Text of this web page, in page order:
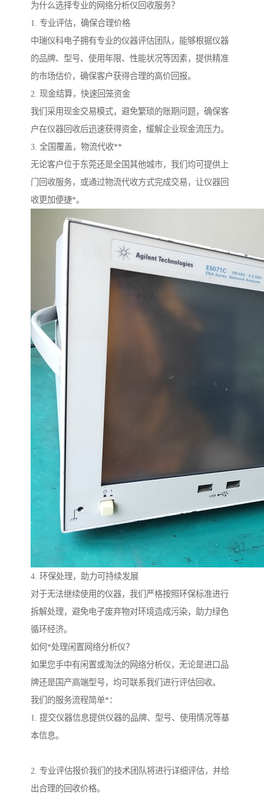
为什么选择专业的网络分析仪回收服务？
1. 专业评估，确保合理价格
中瑞仪科电子拥有专业的仪器评估团队，能够根据仪器
的品牌、型号、使用年限、性能状况等因素，提供精准
的市场估价，确保客户获得合理的高价回报。
2. 现金结算，快速回笼资金
我们采用现金交易模式，避免繁琐的账期问题，确保客
户在仪器回收后迅速获得资金，缓解企业现金流压力。
3. 全国覆盖，物流代收**
无论客户位于东莞还是全国其他城市，我们均可提供上
门回收服务，或通过物流代收方式完成交易，让仪器回
收更加便捷*。
4. 环保处理，助力可持续发展
对于无法继续使用的仪器，我们严格按照环保标准进行
拆解处理，避免电子废弃物对环境造成污染，助力绿色
循环经济。
如何*处理闲置网络分析仪？
如果您手中有闲置或淘汰的网络分析仪，无论是进口品
牌还是国产高端型号，均可联系我们进行评估回收。
我们的服务流程简单*：
1. 提交仪器信息提供仪器的品牌、型号、使用情况等基
本信息。
2. 专业评估报价我们的技术团队将进行详细评估，并给
出合理的回收价格。